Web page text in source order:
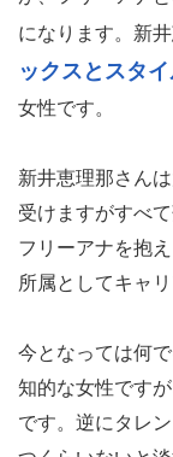
になります。新
ックスとスタ
女性です。
新井恵理那さん
受けますがすべ
フリーアナを抱
所属としてキャ
今となっては何
知的な女性です
です。逆にタレ